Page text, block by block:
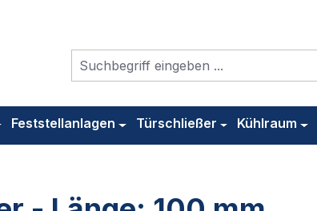
Feststellanlagen Türschließer Kühlraum